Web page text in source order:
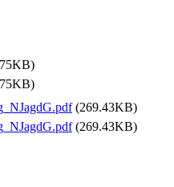
(269.43KB)
(269.43KB)